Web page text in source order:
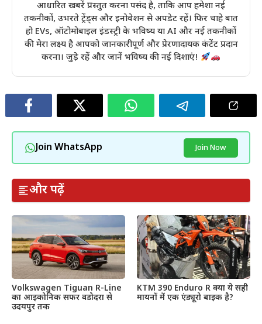
आधारित खबरें प्रस्तुत करना पसंद है, ताकि आप हमेशा नई
तकनीकों, उभरते ट्रेंड्स और इनोवेशन से अपडेट रहें। फिर चाहे बात
हो EVs, ऑटोमोबाइल इंडस्ट्री के भविष्य या AI और नई तकनीकों
की मेरा लक्ष्य है आपको जानकारीपूर्ण और प्रेरणादायक कंटेंट प्रदान
करना। जुड़े रहें और जानें भविष्य की नई दिशाएं!
Join WhatsApp Join Now
और पढ़ें
Volkswagen Tiguan R-Line
का आइकोनिक सफर वडोदरा से
उदयपुर तक
KTM 390 Enduro R क्या ये सही
मायनों में एक एंड्यूरो बाइक है?